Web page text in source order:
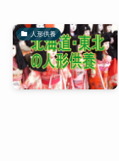
人形供養